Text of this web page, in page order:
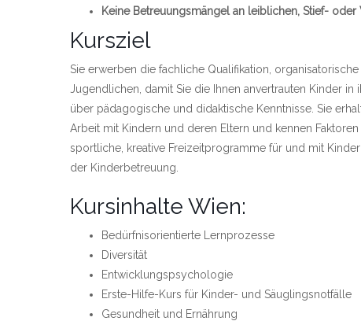
Keine Betreuungsmängel an leiblichen, Stief-
Kursziel
Sie erwerben die fachliche Qualifikation,
Jugendlichen, damit Sie die Ihnen anvertrauten Kinder
über pädagogische und didaktische Kenntnisse. Sie
Arbeit mit Kindern und deren Eltern und kennen
sportliche, kreative Freizeitprogramme für und mit
der Kinderbetreuung.
Kursinhalte Wien:
Bedürfnisorientierte Lernprozesse
Diversität
Entwicklungspsychologie
Erste-Hilfe-Kurs für Kinder- und Säuglingsnotfälle
Gesundheit und Ernährung